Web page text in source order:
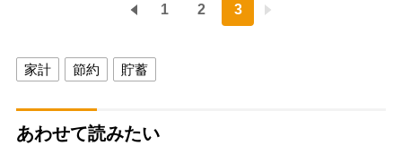
1 2 3
家計 節約 貯蓄
あわせて読みたい